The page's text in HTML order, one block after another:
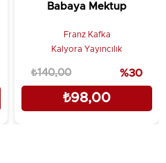
Babaya Mektup
Franz Kafka
Kalyora Yayıncılık
₺98,00
₺140,00 %30